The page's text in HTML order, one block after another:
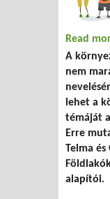
Read
A
nem
lehet a
témáját
Erre
Telma
alapítói.